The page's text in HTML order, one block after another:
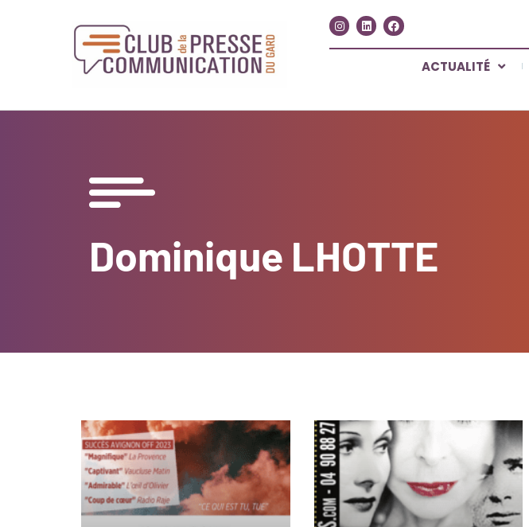
ACTUALITÉ
Dominique LHOTTE